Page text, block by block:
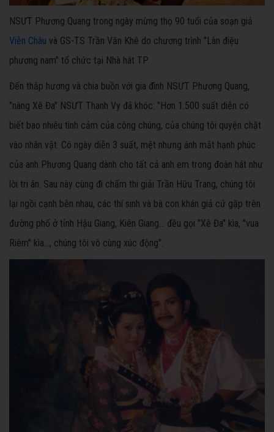
NSƯT Phương Quang trong ngày mừng thọ 90 tuổi của soạn giả
Viễn Châu và GS-TS Trần Văn Khê do chương trình "Làn điệu
phương nam" tổ chức tại Nhà hát TP
Đến thắp hương và chia buồn với gia đình NSƯT Phương Quang,
"nàng Xê Đa" NSƯT Thanh Vy đã khóc: "Hơn 1.500 suất diễn có
biết bao nhiêu tình cảm của công chúng, của chúng tôi quyện chặt
vào nhân vật. Có ngày diễn 3 suất, mệt nhưng ánh mắt hạnh phúc
của anh Phương Quang dành cho tất cả anh em trong đoàn hát như
lời tri ân. Sau này cùng đi chấm thi giải Trần Hữu Trang, chúng tôi
lại ngồi cạnh bên nhau, các thí sinh và bà con khán giả cứ gặp trên
đường phố ở tỉnh Hậu Giang, Kiên Giang… đều gọi "Xê Đa" kìa, "vua
Riêm" kìa…, chúng tôi vô cùng xúc động".